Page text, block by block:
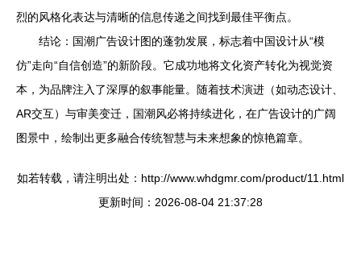
烈的风格化表达与清晰的信息传递之间找到最佳平衡点。
结论：国潮广告设计图的蓬勃发展，标志着中国设计从“模
仿”走向“自信创造”的新阶段。它成功地将文化资产转化为视觉资
本，为品牌注入了深厚的叙事能量。随着技术演进（如动态设计、
AR交互）与审美变迁，国潮风必将持续进化，在广告设计的广阔
图景中，绘制出更多融合传统智慧与未来想象的惊艳篇章。
如若转载，请注明出处：http://www.whdgmr.com/product/11.html
更新时间：2026-08-04 21:37:28